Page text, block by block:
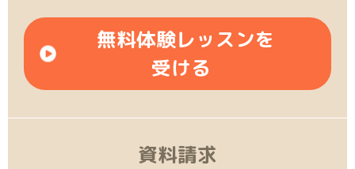
無料体験レッスンを
受ける
資料請求